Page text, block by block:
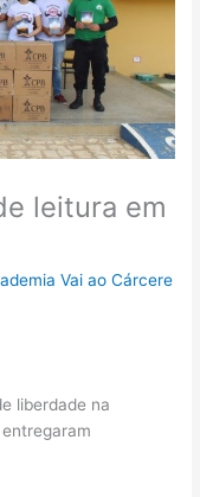
leitura em
Vai ao Cárcere
liberdade na